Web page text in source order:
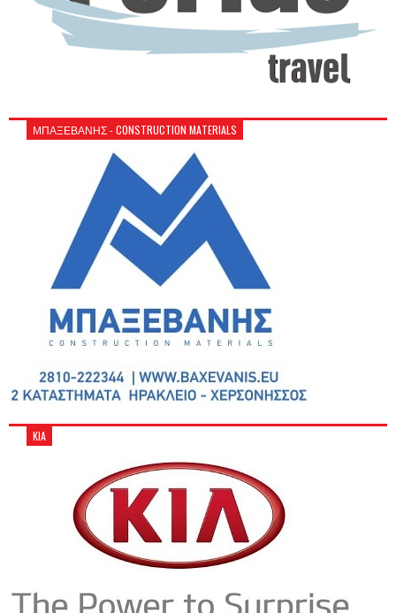
ΜΠΑΞΕΒΑΝΗΣ - CONSTRUCTION MATERIALS
KIA